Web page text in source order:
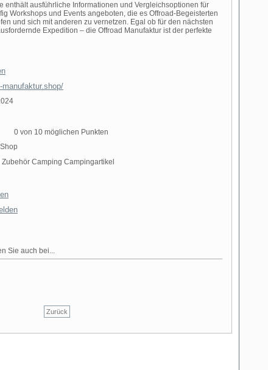
enthält ausführliche Informationen und Vergleichsoptionen für
Workshops und Events angeboten, die es Offroad-Begeisterten
und sich mit anderen zu vernetzen. Egal ob für den nächsten
Expedition – die Offroad Manufaktur ist der perfekte
manufaktur.shop/
0 von 10 möglichen Punkten
Zubehör Camping Campingartikel
Sie auch bei...
Zurück